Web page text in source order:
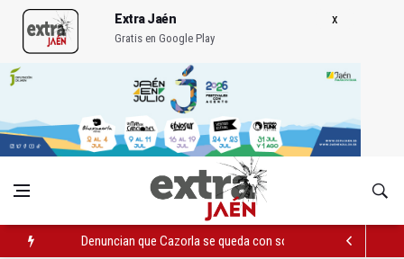
Extra Jaén
Gratis en Google Play
Denuncian que Cazorla se queda con solo dos bomberos por